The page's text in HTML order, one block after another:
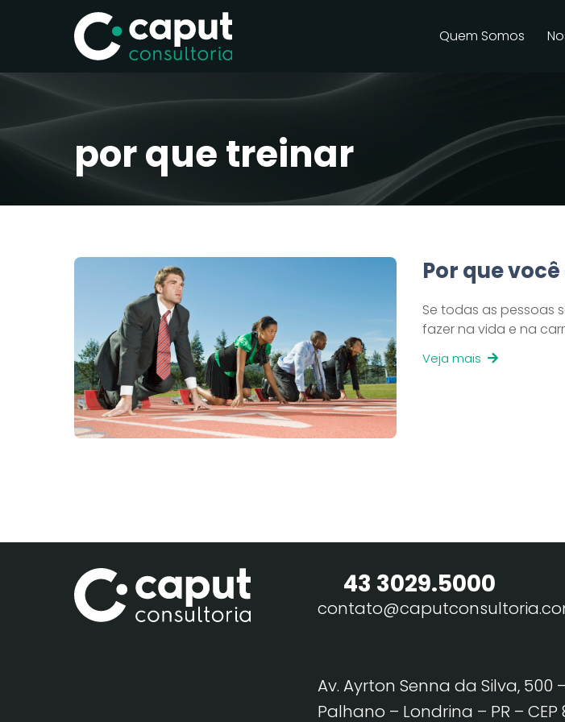
Quem Somos
por que treinar
Por que
Se todas as pessoas
fazer na vida e na
Veja mais
43 3029.5000
Av. Ayrton Senna da Silva, 500
Palhano – Londrina – PR –